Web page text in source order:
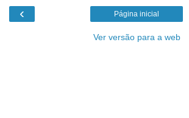
‹ Página inicial
Ver versão para a web